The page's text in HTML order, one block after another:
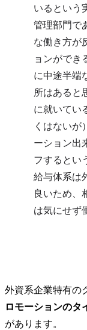
いるという
管理部門で
な働き方が
ョンができ
に中途半端
所はあると
に就いてい
くはないが
ーション出
フするとい
給与体系は
良いため、
は気にせず
外資系企業特有の
ロモーションのタ
があります。